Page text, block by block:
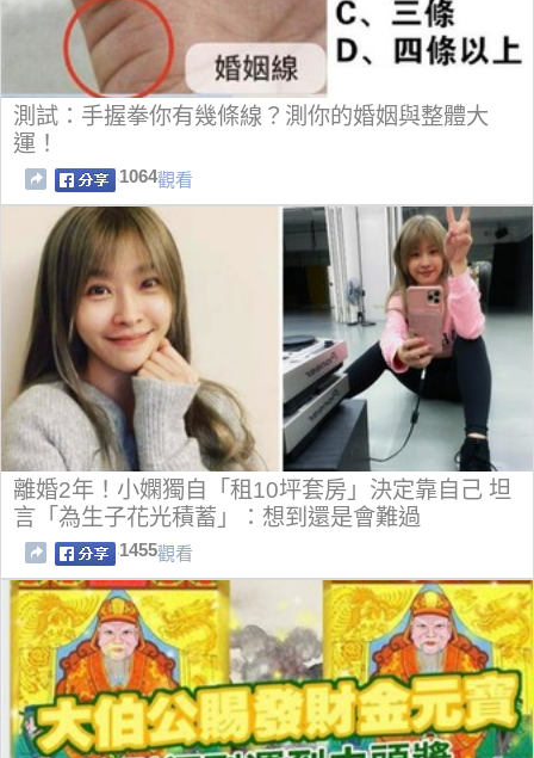
測試：手握拳你有幾條線？測你的婚姻與整體大
運！
1064觀看
離婚2年！小嫻獨自「租10坪套房」決定靠自己 坦
言「為生子花光積蓄」：想到還是會難過
1455觀看